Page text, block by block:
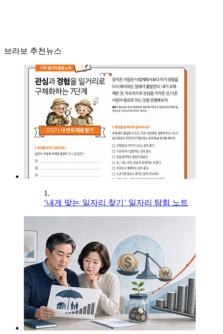
브라보 추천뉴스
1.
‘내게 맞는 일자리 찾기’ 일자리 탐험 노트